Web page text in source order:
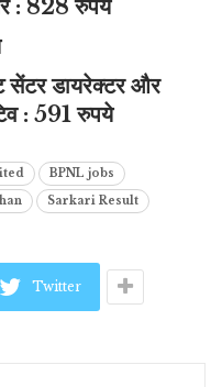
: 828 रुपये
सेंटर डायरेक्टर और
: 591 रुपये
BPNL jobs
Sarkari Result
Twitter